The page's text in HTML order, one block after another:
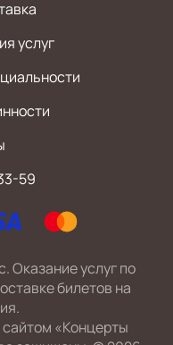
услуг
59
Оказание услуг по
билетов на
«Концерты